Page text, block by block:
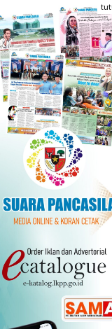
ke
konten
Siap Cetak